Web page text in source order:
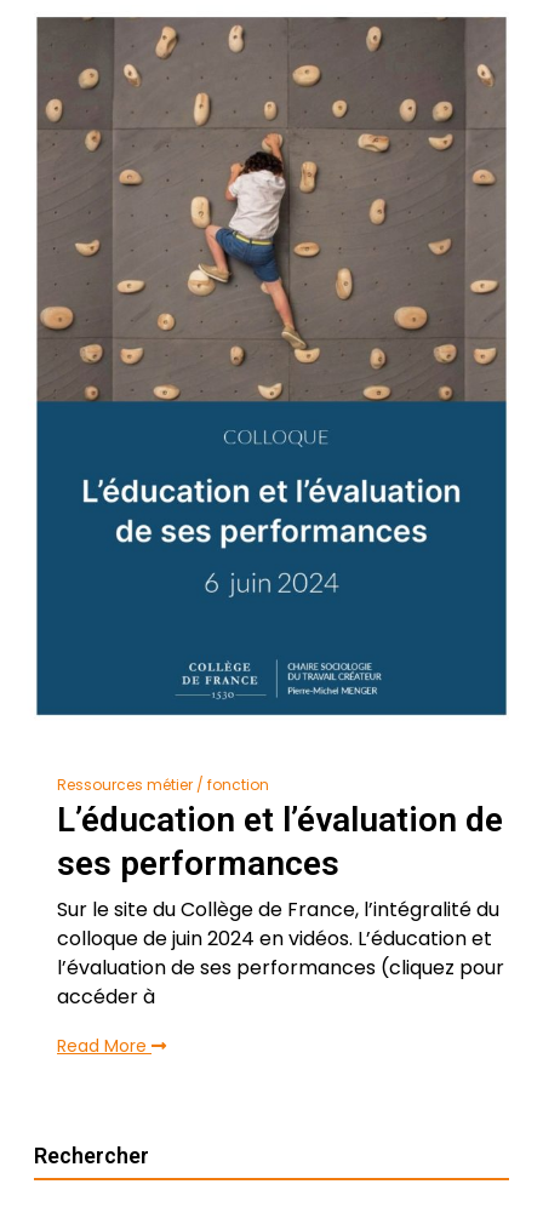
Ressources métier / fonction
L’éducation et l’évaluation de
ses performances
Sur le site du Collège de France, l’intégralité du
colloque de juin 2024 en vidéos. L’éducation et
l’évaluation de ses performances (cliquez pour
accéder à
Read More
Rechercher